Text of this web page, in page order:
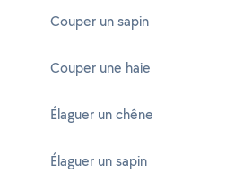
Couper un sapin
Couper une haie
Élaguer un chêne
Élaguer un sapin